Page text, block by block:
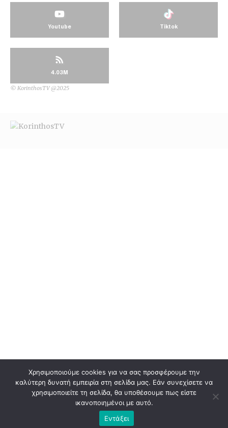
Youtube Tiktok
4.03M
© KorinthosTV @2025
Χρησιμοποιούμε cookies για να σας προσφέρουμε την
καλύτερη δυνατή εμπειρία στη σελίδα μας. Εάν συνεχίσετε να
χρησιμοποιείτε τη σελίδα, θα υποθέσουμε πως είστε
ικανοποιημένοι με αυτό.
Εντάξει